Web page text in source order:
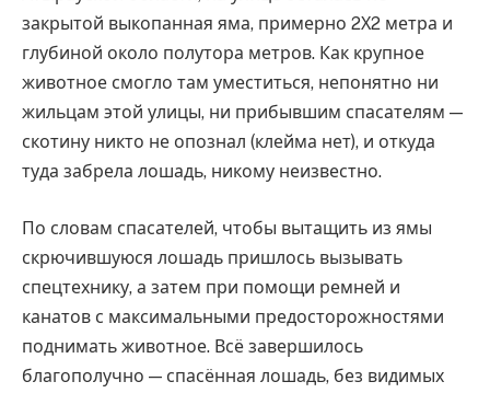
закрытой выкопанная яма, примерно 2Х2 метра и
глубиной около полутора метров. Как крупное
животное смогло там уместиться, непонятно ни
жильцам этой улицы, ни прибывшим спасателям —
скотину никто не опознал (клейма нет), и откуда
туда забрела лошадь, никому неизвестно.
По словам спасателей, чтобы вытащить из ямы
скрючившуюся лошадь пришлось вызывать
спецтехнику, а затем при помощи ремней и
канатов с максимальными предосторожностями
поднимать животное. Всё завершилось
благополучно — спасённая лошадь, без видимых